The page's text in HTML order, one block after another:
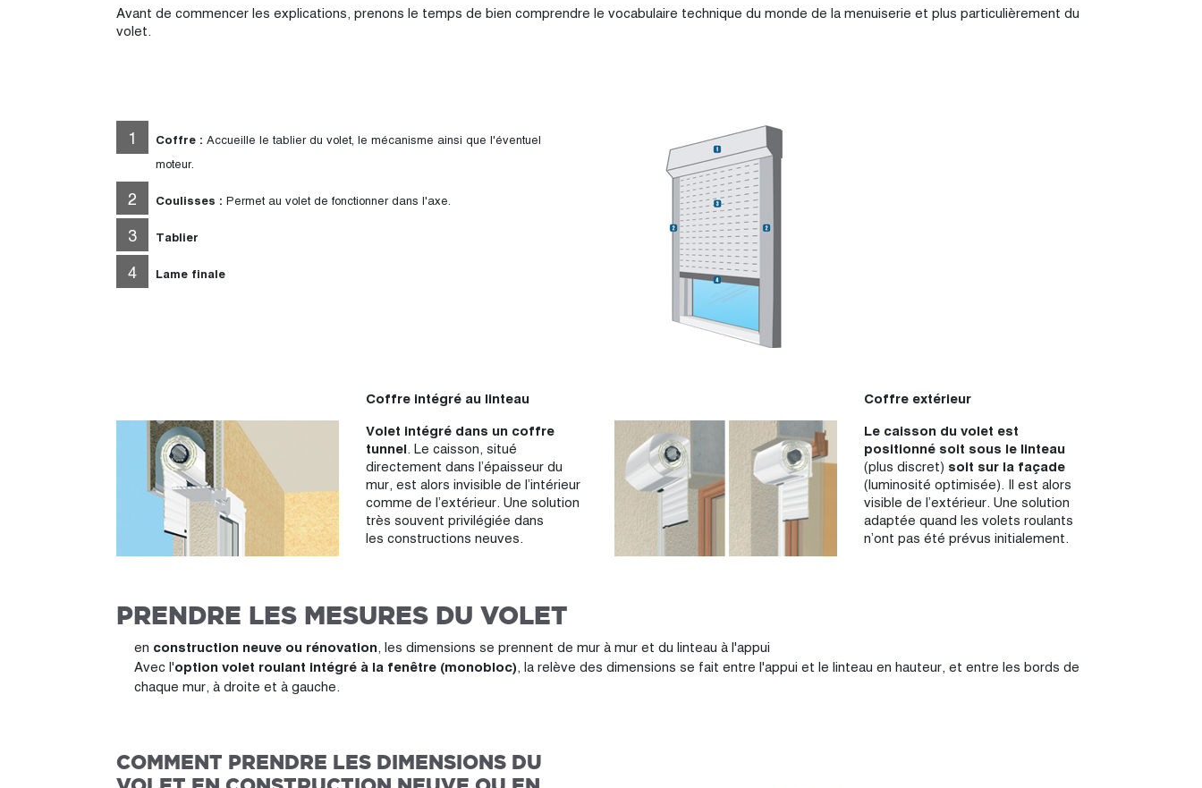
Avant de commencer les explications, prenons le temps de bien comprendre le vocabulaire technique du monde de la menuiserie et plus particulièrement du
volet.
Coffre : Accueille le tablier du volet, le mécanisme ainsi que l'éventuel
moteur.
Coulisses : Permet au volet de fonctionner dans l'axe.
Tablier
Lame finale
Coffre intégré au linteau
Volet intégré dans un coffre
tunnel. Le caisson, situé
directement dans l’épaisseur du
mur, est alors invisible de l’intérieur
comme de l’extérieur. Une solution
très souvent privilégiée dans
les constructions neuves.
Coffre extérieur
Le caisson du volet est
positionné soit sous le linteau
(plus discret) soit sur la façade
(luminosité optimisée). Il est alors
visible de l’extérieur. Une solution
adaptée quand les volets roulants
n’ont pas été prévus initialement.
PRENDRE LES MESURES DU VOLET
en construction neuve ou rénovation, les dimensions se prennent de mur à mur et du linteau à l'appui
Avec l'option volet roulant intégré à la fenêtre (monobloc), la relève des dimensions se fait entre l'appui et le linteau en hauteur, et entre les bords de
chaque mur, à droite et à gauche.
COMMENT PRENDRE LES DIMENSIONS DU